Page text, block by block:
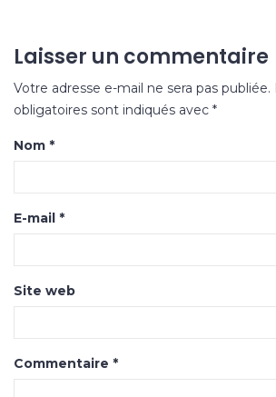
Laisser un commentaire
Votre adresse e-mail ne sera pas publiée.
obligatoires sont indiqués avec *
Nom *
E-mail *
Site web
Commentaire *